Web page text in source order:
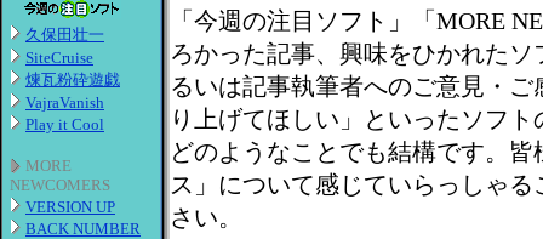
久保田壮一
SiteCruise
煉瓦粉砕遊戯
VajraVanish
Play it Cool
MORE
NEWCOMERS
VERSION UP
BACK NUMBER
「今週の注目ソフト」「MORE
ろかった記事、興味をひかれた
るいは記事執筆者へのご意見・
り上げてほしい」といったソフ
どのようなことでも結構です。
ス」について感じていらっしゃ
さい。